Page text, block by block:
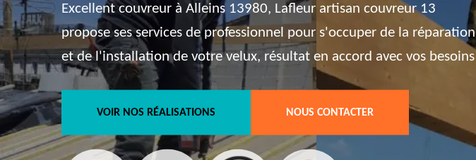
Excellent couvreur à Alleins 13980, Lafleur artisan couvreur 13
propose ses services de professionnel pour s'occuper de la réparation
et de l'installation de votre velux, résultat en accord avec vos besoins
VOIR NOS RÉALISATIONS NOUS CONTACTER